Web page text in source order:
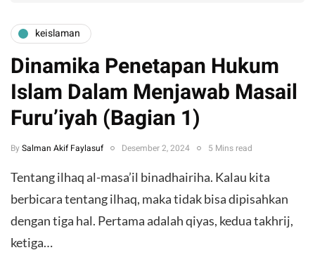
keislaman
Dinamika Penetapan Hukum
Islam Dalam Menjawab Masail
Furu’iyah (Bagian 1)
By Salman Akif Faylasuf Desember 2, 2024 5 Mins read
Tentang ilhaq al-masa’il binadhairiha. Kalau kita
berbicara tentang ilhaq, maka tidak bisa dipisahkan
dengan tiga hal. Pertama adalah qiyas, kedua takhrij,
ketiga…